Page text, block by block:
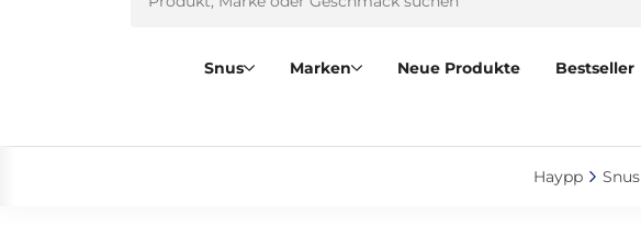
Snus Marken Neue Produkte Bestseller
Haypp‎ Snus‎